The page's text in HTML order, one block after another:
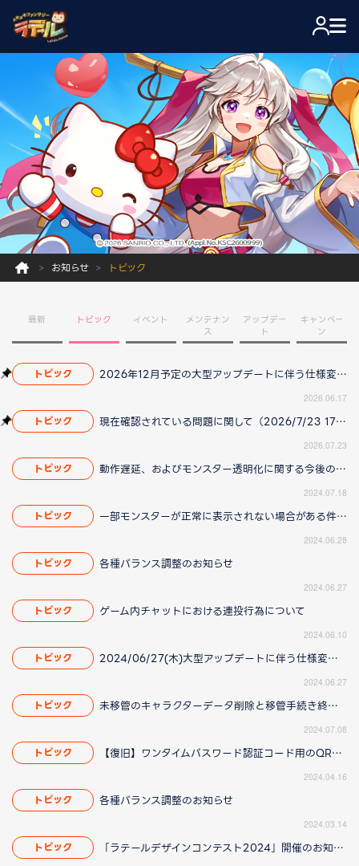
お知らせ トピック
最新 トピック イベント
メンテナン
ス
アップデー
ト
キャンペー
ン
トピック 2026年12月予定の大型アップデートに伴う仕様変更のお知らせ
2026.06.17
トピック 現在確認されている問題に関して（2026/7/23 17:00更新）
2026.07.23
トピック 動作遅延、およびモンスター透明化に関する今後の対応について（2024/07/25 15:00更新）
2024.07.18
トピック 一部モンスターが正常に表示されない場合がある件について（2024/07/11 16:20更新）
2024.06.28
トピック 各種バランス調整のお知らせ
2024.06.27
トピック ゲーム内チャットにおける連投行為について
2024.06.10
トピック 2024/06/27(木)大型アップデートに伴う仕様変更のお知らせ
2024.06.27
トピック 未移管のキャラクターデータ削除と移管手続き終了に関するお知らせ（2024/07/08 14:10更新）
2024.07.08
トピック 【復旧】ワンタイムパスワード認証コード用のQR画像について
2024.04.16
トピック 各種バランス調整のお知らせ
2024.03.14
トピック 「ラテールデザインコンテスト2024」開催のお知らせ